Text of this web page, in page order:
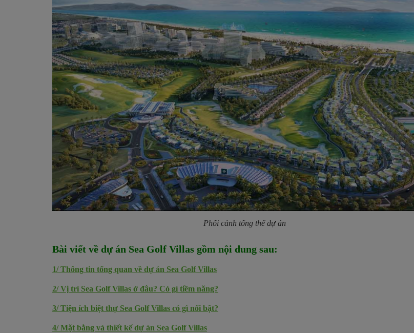
Phối cảnh tổng thể dự án
Bài viết về dự án Sea Golf Villas gồm nội dung sau:
1/Thông tin tổng quan về dự án Sea Golf Villas
2/Vị trí Sea Golf Villas ở đâu? Có gì tiềm năng?
3/Tiện ích biệt thự Sea Golf Villas có gì nổi bật?
4/Mặt bằng và thiết kế dự án Sea Golf Villas